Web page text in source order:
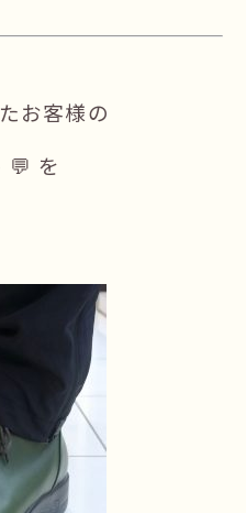
お客様の
💬 を